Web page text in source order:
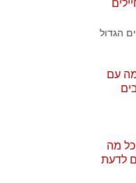
אותם.
הגדול
עם
מה
לדעת